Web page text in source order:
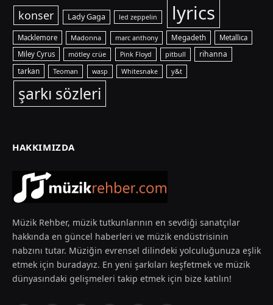
konser Lady Gaga led zeppelin lyrics
Macklemore Madonna marc anthony Megadeth
Metallica
Miley Cyrus
mötley crüe Pink Floyd pitbull rihanna
tarkan Teoman wasp Whitesnake y&t
şarkı sözleri
HAKKIMIZDA
Müzik Rehber, müzik tutkunlarının en sevdiği sanatçılar
hakkında en güncel haberleri ve müzik endüstrisinin
nabzını tutar. Müziğin evrensel dilindeki yolculuğunuza eşlik
etmek için buradayız. En yeni şarkıları keşfetmek ve müzik
dünyasındaki gelişmeleri takip etmek için bize katılın!